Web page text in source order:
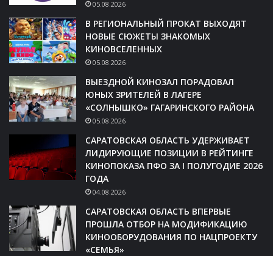
05.08.2026
В РЕГИОНАЛЬНЫЙ ПРОКАТ ВЫХОДЯТ
НОВЫЕ СЮЖЕТЫ ЗНАКОМЫХ
КИНОВСЕЛЕННЫХ
05.08.2026
ВЫЕЗДНОЙ КИНОЗАЛ ПОРАДОВАЛ
ЮНЫХ ЗРИТЕЛЕЙ В ЛАГЕРЕ
«СОЛНЫШКО» ГАГАРИНСКОГО РАЙОНА
05.08.2026
САРАТОВСКАЯ ОБЛАСТЬ УДЕРЖИВАЕТ
ЛИДИРУЮЩИЕ ПОЗИЦИИ В РЕЙТИНГЕ
КИНОПОКАЗА ПФО ЗА I ПОЛУГОДИЕ 2026
ГОДА
04.08.2026
САРАТОВСКАЯ ОБЛАСТЬ ВПЕРВЫЕ
ПРОШЛА ОТБОР НА МОДИФИКАЦИЮ
КИНООБОРУДОВАНИЯ ПО НАЦПРОЕКТУ
«СЕМЬЯ»